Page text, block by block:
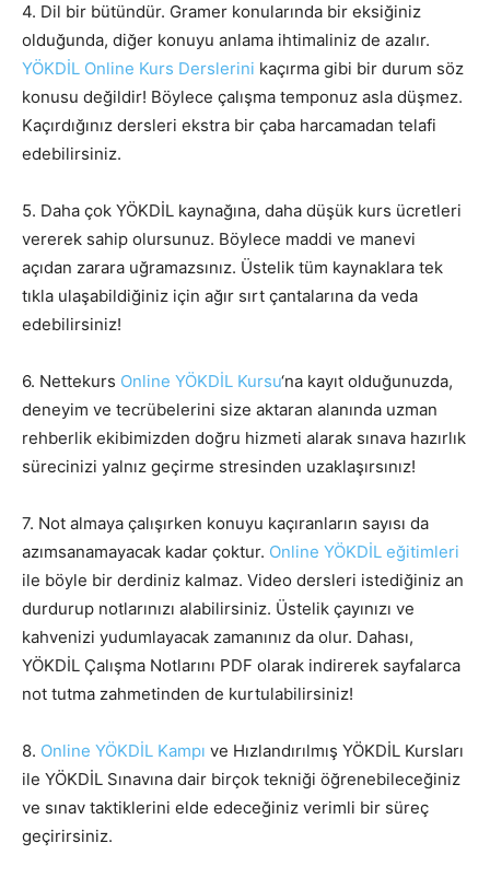
4. Dil bir bütündür. Gramer konularında bir eksiğiniz
olduğunda, diğer konuyu anlama ihtimaliniz de azalır.
YÖKDİL Online Kurs Derslerini kaçırma gibi bir durum söz
konusu değildir! Böylece çalışma temponuz asla düşmez.
Kaçırdığınız dersleri ekstra bir çaba harcamadan telafi
edebilirsiniz.
5. Daha çok YÖKDİL kaynağına, daha düşük kurs ücretleri
vererek sahip olursunuz. Böylece maddi ve manevi
açıdan zarara uğramazsınız. Üstelik tüm kaynaklara tek
tıkla ulaşabildiğiniz için ağır sırt çantalarına da veda
edebilirsiniz!
6. Nettekurs Online YÖKDİL Kursu‘na kayıt olduğunuzda,
deneyim ve tecrübelerini size aktaran alanında uzman
rehberlik ekibimizden doğru hizmeti alarak sınava hazırlık
sürecinizi yalnız geçirme stresinden uzaklaşırsınız!
7. Not almaya çalışırken konuyu kaçıranların sayısı da
azımsanamayacak kadar çoktur. Online YÖKDİL eğitimleri
ile böyle bir derdiniz kalmaz. Video dersleri istediğiniz an
durdurup notlarınızı alabilirsiniz. Üstelik çayınızı ve
kahvenizi yudumlayacak zamanınız da olur. Dahası,
YÖKDİL Çalışma Notlarını PDF olarak indirerek sayfalarca
not tutma zahmetinden de kurtulabilirsiniz!
8. Online YÖKDİL Kampı ve Hızlandırılmış YÖKDİL Kursları
ile YÖKDİL Sınavına dair birçok tekniği öğrenebileceğiniz
ve sınav taktiklerini elde edeceğiniz verimli bir süreç
geçirirsiniz.